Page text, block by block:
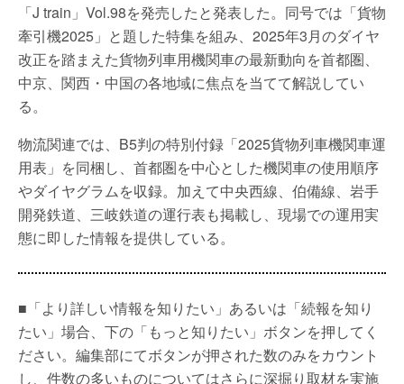
「J train」Vol.98を発売したと発表した。同号では「貨物
牽引機2025」と題した特集を組み、2025年3月のダイヤ
改正を踏まえた貨物列車用機関車の最新動向を首都圏、
中京、関西・中国の各地域に焦点を当てて解説してい
る。
物流関連では、B5判の特別付録「2025貨物列車機関車運
用表」を同梱し、首都圏を中心とした機関車の使用順序
やダイヤグラムを収録。加えて中央西線、伯備線、岩手
開発鉄道、三岐鉄道の運行表も掲載し、現場での運用実
態に即した情報を提供している。
■「より詳しい情報を知りたい」あるいは「続報を知り
たい」場合、下の「もっと知りたい」ボタンを押してく
ださい。編集部にてボタンが押された数のみをカウント
し、件数の多いものについてはさらに深掘り取材を実施